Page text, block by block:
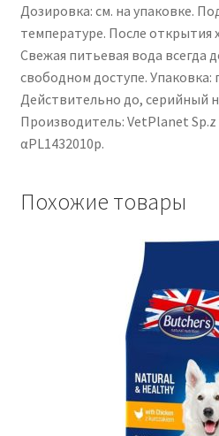
Дозировка: см. на упаковке.
температуре. После открытия
Свежая питьевая вода всегда
свободном доступе. Упаковка:
Действительно до, серийный
Производитель: VetPlanet
αPL1432010p.
Похожие товары